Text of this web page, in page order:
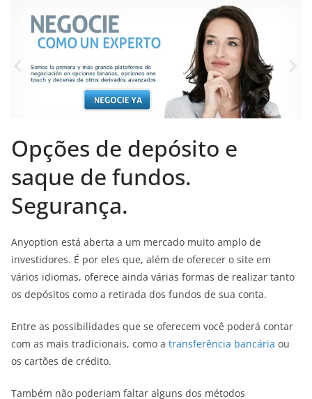
Opções de depósito e
saque de fundos.
Segurança.
Anyoption está aberta a um mercado muito amplo de
investidores. É por eles que, além de oferecer o site em
vários idiomas, oferece ainda várias formas de realizar tanto
os depósitos como a retirada dos fundos de sua conta.
Entre as possibilidades que se oferecem você poderá contar
com as mais tradicionais, como a transferência bancária ou
os cartões de crédito.
Também não poderiam faltar alguns dos métodos